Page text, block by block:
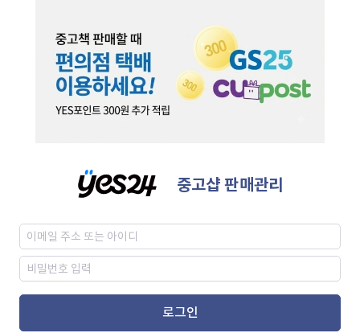
중고샵 판매관리
로그인